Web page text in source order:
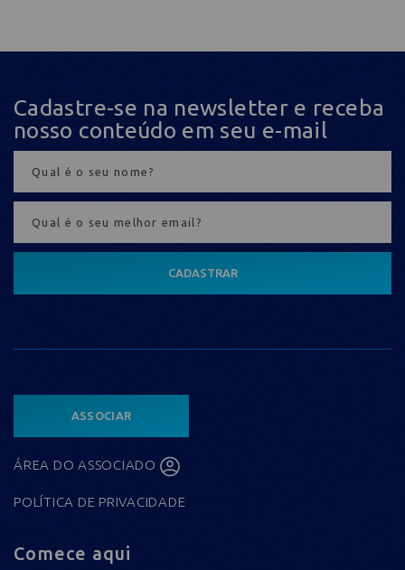
Cadastre-se na newsletter e receba
nosso conteúdo em seu e-mail
CADASTRAR
ASSOCIAR
ÁREA DO ASSOCIADO
POLÍTICA DE PRIVACIDADE
Comece aqui